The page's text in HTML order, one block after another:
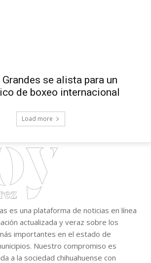
se alista para un
de boxeo internacional
Load more
es una plataforma de noticias en línea
actualizada y veraz sobre los
importantes en el estado de
Nuestro compromiso es
a la sociedad chihuahuense con